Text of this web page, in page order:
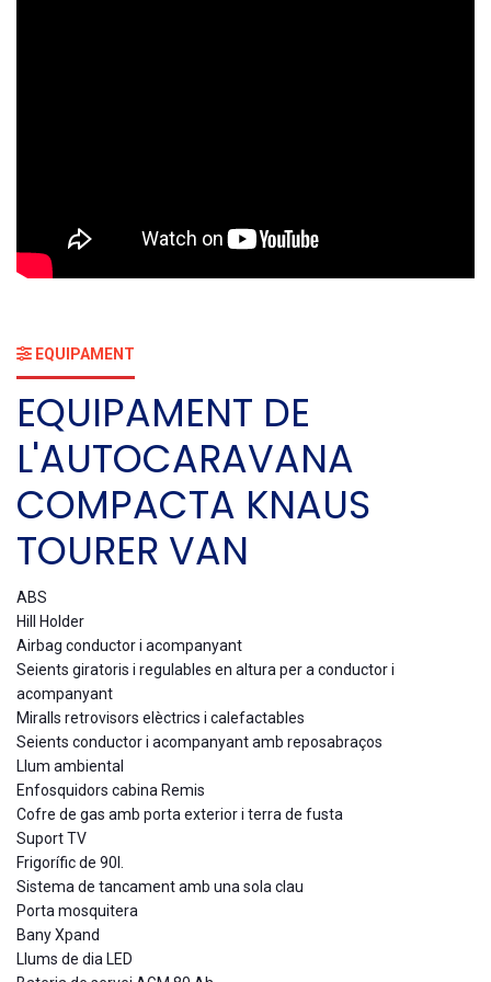
EQUIPAMENT
EQUIPAMENT DE
L'AUTOCARAVANA
COMPACTA KNAUS
TOURER VAN
ABS
Hill Holder
Airbag conductor i acompanyant
Seients giratoris i regulables en altura per a conductor i
acompanyant
Miralls retrovisors elèctrics i calefactables
Seients conductor i acompanyant amb reposabraços
Llum ambiental
Enfosquidors cabina Remis
Cofre de gas amb porta exterior i terra de fusta
Suport TV
Frigorífic de 90l.
Sistema de tancament amb una sola clau
Porta mosquitera
Bany Xpand
Llums de dia LED